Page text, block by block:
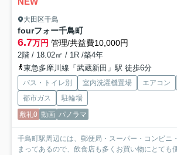
大田区千鳥
fourフォー千鳥町
6.7万円 管理/共益費10,000円
2階 / 18.02㎡ / 1R /築4年
東急多摩川線「武蔵新田」駅 徒歩6分
バス・トイレ別 室内洗濯機置場 エアコン
都市ガス
駐輪場
敷礼0 動画 パノラマ
千鳥町駅周辺には、郵便局・スーパー・コンビニ
まってあるので、飲食店も多くお買い物にとても